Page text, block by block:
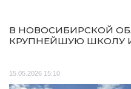
В НОВОСИБИРСКОЙ
КРУПНЕЙШУЮ ШКОЛУ
15.05.2026 15:10